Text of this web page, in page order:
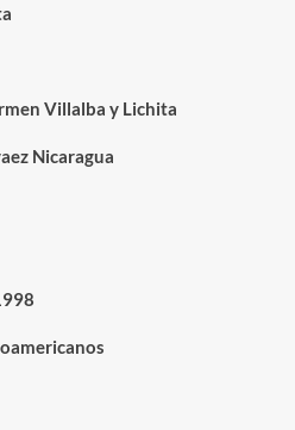
Villalba y Lichita
Nicaragua